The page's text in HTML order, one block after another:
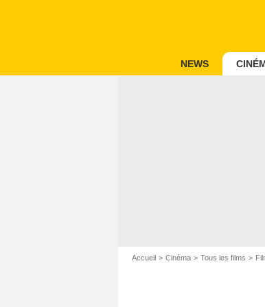
NEWS
Accueil Cinéma Tous les films